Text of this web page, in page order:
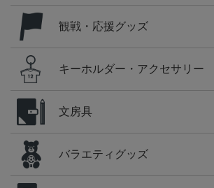
観戦・応援グッズ
キーホルダー・アクセサリー
文房具
バラエティグッズ